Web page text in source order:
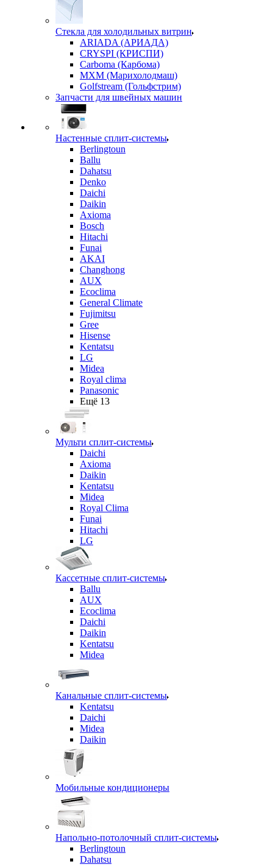
Стекла для холодильных витрин
ARIADA (АРИАДА)
CRYSPI (КРИСПИ)
Carboma (Карбома)
MXM (Марихолодмаш)
Golfstream (Гольфстрим)
Запчасти для швейных машин
Настенные сплит-системы
Berlingtoun
Ballu
Dahatsu
Denko
Daichi
Daikin
Axioma
Bosch
Hitachi
Funai
AKAI
Changhong
AUX
Ecoclima
General Climate
Fujimitsu
Gree
Hisense
Kentatsu
LG
Midea
Royal clima
Panasonic
Ещё 13
Мульти сплит-системы
Daichi
Axioma
Daikin
Kentatsu
Midea
Royal Clima
Funai
Hitachi
LG
Кассетные сплит-системы
Ballu
AUX
Ecoclima
Daichi
Daikin
Kentatsu
Midea
Канальные сплит-системы
Kentatsu
Daichi
Midea
Daikin
Мобильные кондиционеры
Напольно-потолочный сплит-системы
Berlingtoun
Dahatsu